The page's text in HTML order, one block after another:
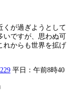
くが過ぎようとして
いですが、思わぬ可
れからも世界を拡げ
平日：午前8時40